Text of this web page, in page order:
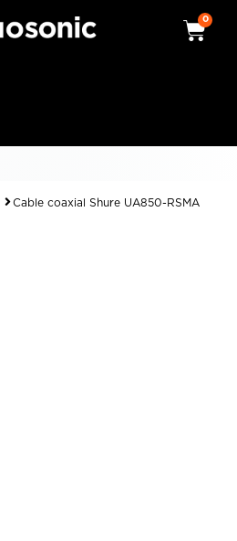
0
Cable coaxial Shure UA850-RSMA